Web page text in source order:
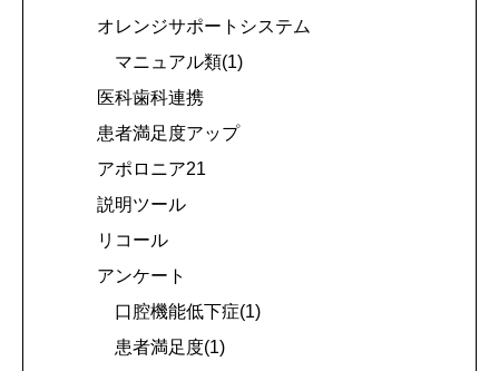
オレンジサポートシステム
マニュアル類(1)
医科歯科連携
患者満足度アップ
アポロニア21
説明ツール
リコール
アンケート
口腔機能低下症(1)
患者満足度(1)